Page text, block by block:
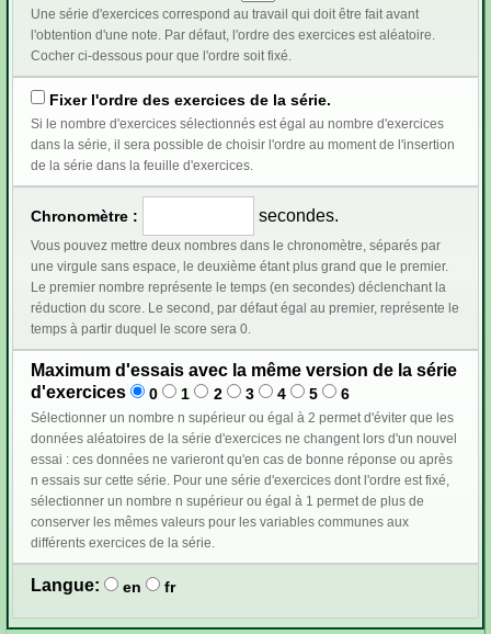
Une série d'exercices correspond au travail qui doit être fait avant
l'obtention d'une note. Par défaut, l'ordre des exercices est aléatoire.
Cocher ci-dessous pour que l'ordre soit fixé.
Fixer l'ordre des exercices de la série.
Si le nombre d'exercices sélectionnés est égal au nombre d'exercices
dans la série, il sera possible de choisir l'ordre au moment de l'insertion
de la série dans la feuille d'exercices.
Chronomètre : secondes.
Vous pouvez mettre deux nombres dans le chronomètre, séparés par
une virgule sans espace, le deuxième étant plus grand que le premier.
Le premier nombre représente le temps (en secondes) déclenchant la
réduction du score. Le second, par défaut égal au premier, représente le
temps à partir duquel le score sera 0.
Maximum d'essais avec la même version de la série
d'exercices
0 1 2 3 4 5 6
Sélectionner un nombre n supérieur ou égal à 2 permet d'éviter que les
données aléatoires de la série d'exercices ne changent lors d'un nouvel
essai : ces données ne varieront qu'en cas de bonne réponse ou après
n essais sur cette série. Pour une série d'exercices dont l'ordre est fixé,
sélectionner un nombre n supérieur ou égal à 1 permet de plus de
conserver les mêmes valeurs pour les variables communes aux
différents exercices de la série.
Langue: en fr